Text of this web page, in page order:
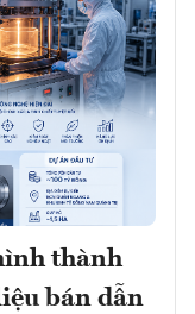
thành
bán dẫn